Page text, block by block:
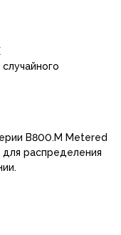
B800.M Metered
распределения